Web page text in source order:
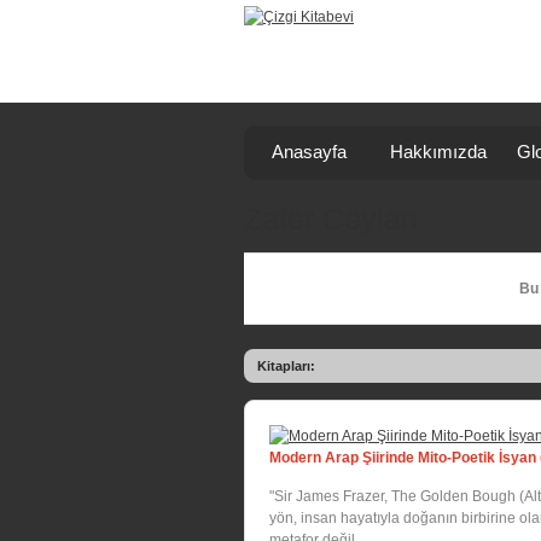
Anasayfa Hakkımızda
Kitapları:
Modern Arap Şiirinde Mito-Poetik
"Sir James Frazer, The Golden Bough
yön, insan hayatıyla doğanın birbirine